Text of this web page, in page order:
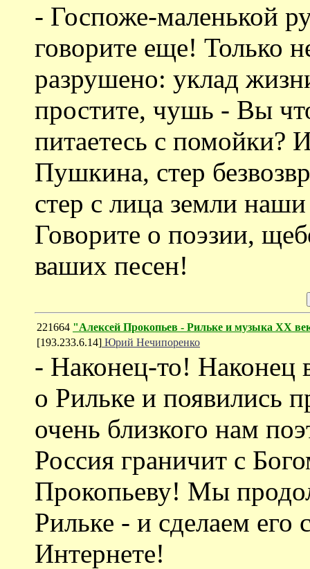
- Госпоже-маленькой
говорите еще! Только
разрушено: уклад
простите, чушь - Вы
питаетесь с помойки?
Пушкина, стер
стер с лица земли
Говорите о поэзии,
ваших песен!
221664 "Алексей Прокопьев - Рильке и музыка XX
[193.233.6.14] Юрий Нечипоренко
- Наконец-то! Наконец
о Рильке и появились
очень близкого нам
Россия граничит с
Прокопьеву! Мы
Рильке - и сделаем его
Интернете!